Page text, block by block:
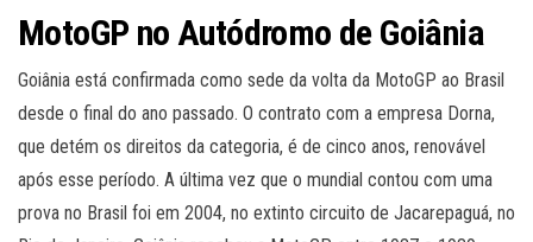
MotoGP no Autódromo de Goiânia
Goiânia está confirmada como sede da volta da MotoGP ao Brasil
desde o final do ano passado. O contrato com a empresa Dorna,
que detém os direitos da categoria, é de cinco anos, renovável
após esse período. A última vez que o mundial contou com uma
prova no Brasil foi em 2004, no extinto circuito de Jacarepaguá, no